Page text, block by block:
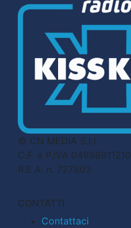
© CN MEDIA S.r.l.
C.F. e P.IVA 04998911210
R.E.A. n. 727803
CONTATTI
Contattaci